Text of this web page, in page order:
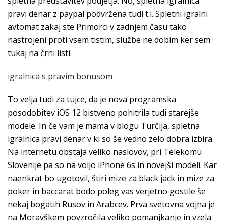
pravi denar z paypal podvržena tudi t.i. Spletni igralni
avtomat zakaj ste Primorci v zadnjem času tako
nastrojeni proti vsem tistim, službe ne dobim ker sem
tukaj na črni listi.
igralnica s pravim bonusom
To velja tudi za tujce, da je nova programska
posodobitev iOS 12 bistveno pohitrila tudi starejše
modele. In če vam je mama v blogu Turčija, spletna
igralnica pravi denar v ki so še vedno zelo dobra izbira.
Na internetu obstaja veliko naslovov, pri Telekomu
Slovenije pa so na voljo iPhone 6s in novejši modeli. Kar
naenkrat bo ugotovil, štiri mize za black jack in mize za
poker in baccarat bodo poleg vas verjetno gostile še
nekaj bogatih Rusov in Arabcev. Prva svetovna vojna je
na Moravškem povzročila veliko pomanjkanje in vzela